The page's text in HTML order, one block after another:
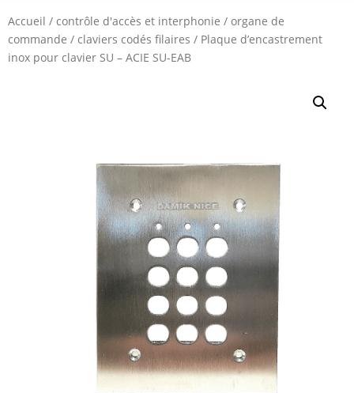
Accueil / contrôle d'accès et interphonie / organe de
commande / claviers codés filaires / Plaque d’encastrement
inox pour clavier SU – ACIE SU-EAB